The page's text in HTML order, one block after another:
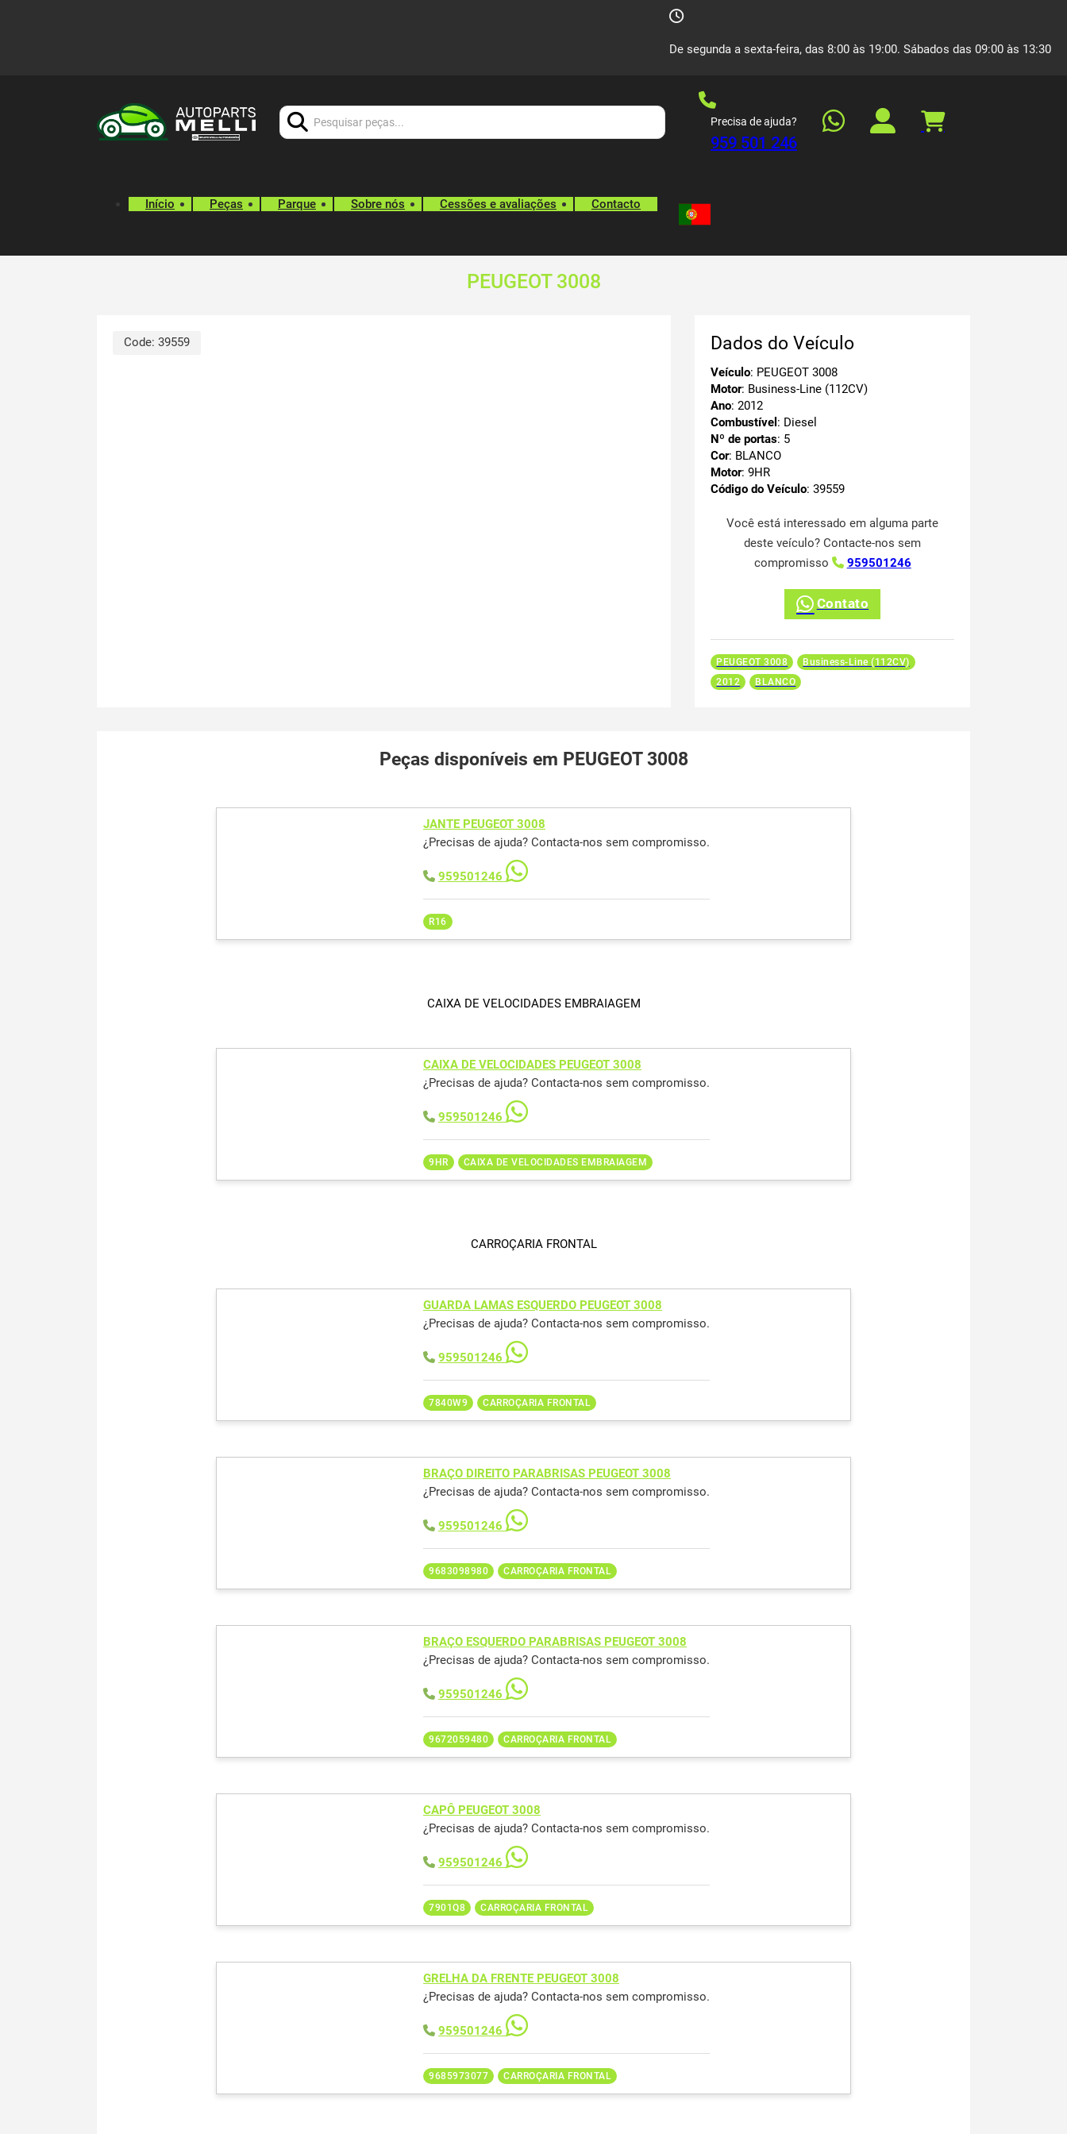
De segunda a sexta-feira, das 8:00 às 19:00. Sábados das 09:00 às 13:30
Precisa de ajuda?
959 501 246
Início Peças Parque Sobre nós Cessões e avaliações Contacto
PEUGEOT 3008
Code: 39559 Dados do Veículo
Veículo: PEUGEOT 3008
Motor: Business-Line (112CV)
Ano: 2012
Combustível : Diesel
Nº de portas: 5
Cor: BLANCO
Motor: 9HR
Código do Veículo: 39559
Você está interessado em alguma parte
deste veículo? Contacte-nos sem
compromisso
959501246
Contato
PEUGEOT 3008
Business-Line (112CV)
2012
BLANCO
Peças disponíveis em PEUGEOT 3008
JANTE PEUGEOT 3008
¿Precisas de ajuda? Contacta-nos sem compromisso.
959501246
R16
CAIXA DE VELOCIDADES EMBRAIAGEM
CAIXA DE VELOCIDADES PEUGEOT 3008
¿Precisas de ajuda? Contacta-nos sem compromisso.
959501246
9HR CAIXA DE VELOCIDADES EMBRAIAGEM
CARROÇARIA FRONTAL
GUARDA LAMAS ESQUERDO PEUGEOT 3008
¿Precisas de ajuda? Contacta-nos sem compromisso.
959501246
7840W9 CARROÇARIA FRONTAL
BRAÇO DIREITO PARABRISAS PEUGEOT 3008
¿Precisas de ajuda? Contacta-nos sem compromisso.
959501246
9683098980 CARROÇARIA FRONTAL
BRAÇO ESQUERDO PARABRISAS PEUGEOT 3008
¿Precisas de ajuda? Contacta-nos sem compromisso.
959501246
9672059480 CARROÇARIA FRONTAL
CAPÔ PEUGEOT 3008
¿Precisas de ajuda? Contacta-nos sem compromisso.
959501246
7901Q8 CARROÇARIA FRONTAL
GRELHA DA FRENTE PEUGEOT 3008
¿Precisas de ajuda? Contacta-nos sem compromisso.
959501246
9685973077 CARROÇARIA FRONTAL